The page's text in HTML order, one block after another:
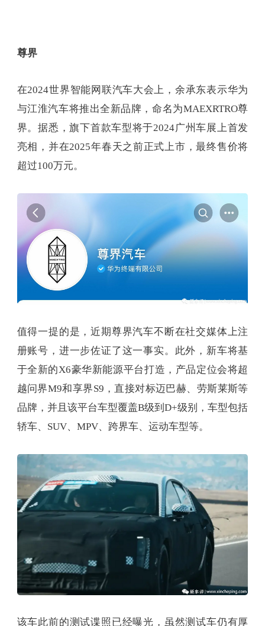
尊界
在2024世界智能网联汽车大会上，余承东表示华为
与江淮汽车将推出全新品牌，命名为MAEXRTRO尊
界。据悉，旗下首款车型将于2024广州车展上首发
亮相，并在2025年春天之前正式上市，最终售价将
超过100万元。
值得一提的是，近期尊界汽车不断在社交媒体上注
册账号，进一步佐证了这一事实。此外，新车将基
于全新的X6豪华新能源平台打造，产品定位会将超
越问界M9和享界S9，直接对标迈巴赫、劳斯莱斯等
品牌，并且该平台车型覆盖B级到D+级别，车型包括
轿车、SUV、MPV、跨界车、运动车型等。
该车此前的测试谍照已经曝光，虽然测试车仍有厚